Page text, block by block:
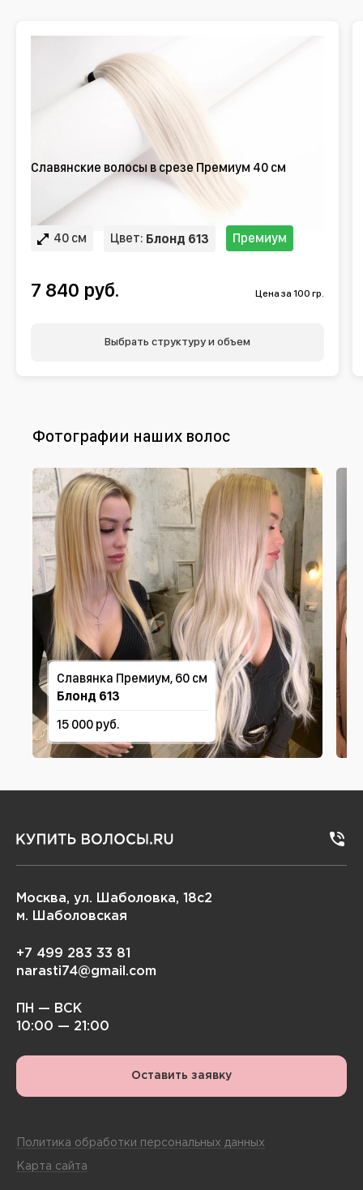
Славянские волосы в срезе Премиум 40 см
40 см Цвет: Блонд 613 Премиум
7 840 руб. Цена за 100 гр.
Выбрать структуру и объем
Фотографии наших волос
Славянка Премиум, 60 см
Блонд 613
15 000 руб.
Москва, ул. Шаболовка, 18с2
м. Шаболовская
+7 499 283 33 81
narasti74@gmail.com
ПН — ВСК
10:00 — 21:00
Оставить заявку
Политика обработки персональных данных
Карта сайта